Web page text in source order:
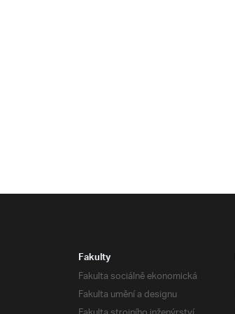
Fakulty
Fakulta sociálně ekonomická
Fakulta umění a designu